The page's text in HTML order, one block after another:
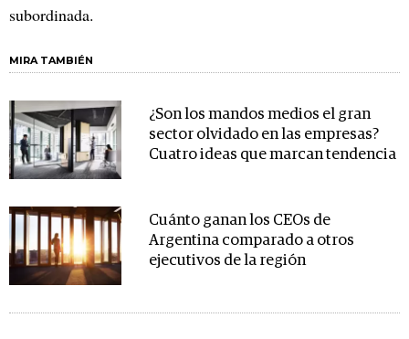
subordinada.
MIRA TAMBIÉN
¿Son los mandos medios el gran
sector olvidado en las empresas?
Cuatro ideas que marcan tendencia
Cuánto ganan los CEOs de
Argentina comparado a otros
ejecutivos de la región